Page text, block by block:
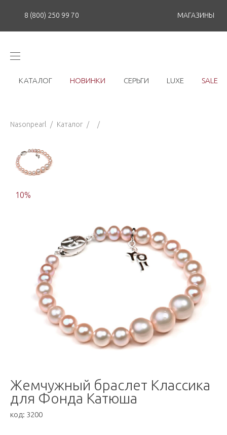
8 (800) 250 99 70 МАГАЗИНЫ
КАТАЛОГ НОВИНКИ СЕРЬГИ LUXE SALE
Nasonpearl / Каталог / /
10%
Жемчужный браслет Классика
для Фонда Катюша
код: 3200